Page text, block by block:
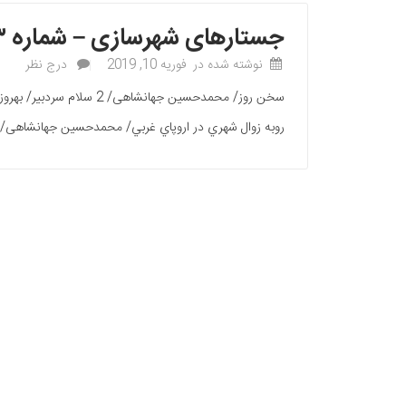
جستارهای شهرسازی – شماره ۳۳
نوشته شده در فوریه 10, 2019 درج نظر
روبه زوال شهري در اروپاي غربي/ محمدحسین جهانشاهی/ 22 احیاء و نوسازی بافت‏های فرسوده با رویکرد راهبرد توسعه شهر/ دکترعلی عبدالعلی‏زاده/ 38 بافت فرسوده بلا